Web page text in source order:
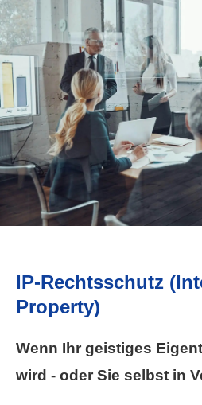
IP-Rechtsschutz
Property)
Wenn Ihr geistiges
wird - oder Sie selbst in